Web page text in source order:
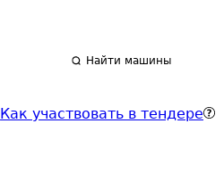
Найти машины
Как участвовать в тендере